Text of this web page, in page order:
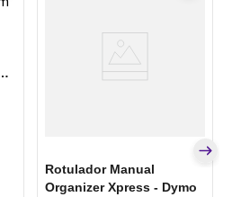
Rotulador Manual
Organizer Xpress - Dymo